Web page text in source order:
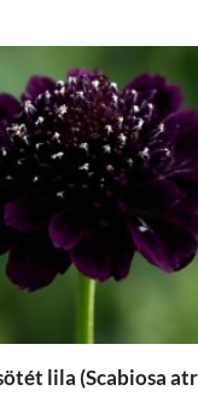
lila (Scabiosa